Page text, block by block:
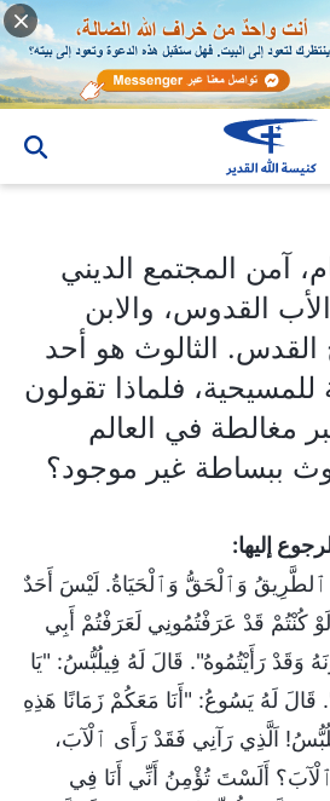
آمن المجتمع الديني
الأب القدوس، والابن
القدس. الثالوث هو أحد
للمسيحية، فلماذا تقولون
مغالطة في العالم
ببساطة غير موجود؟
إليها:
ٱلطَّرِيقُ وَٱلْحَقُّ وَٱلْحَيَاةُ. لَيْسَ أَحَدٌ
كُنْتُمْ قَدْ عَرَفْتُمُونِي لَعَرَفْتُمْ أَبِي
وَقَدْ رَأَيْتُمُوهُ". قَالَ لَهُ فِيلُبُّسُ: "يَا
قَالَ لَهُ يَسُوعُ: "أَنَا مَعَكُمْ زَمَانًا هَذِهِ
اَلَّذِي رَآنِي فَقَدْ رَأَى ٱلْآبَ،
أَلَسْتَ تُؤْمِنُ أَنِّي أَنَا فِي